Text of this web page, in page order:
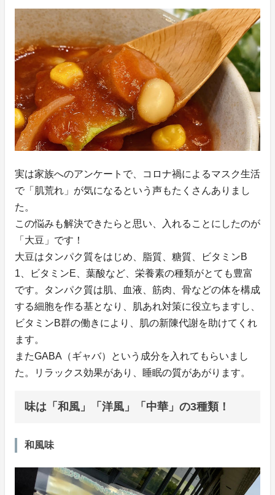
実は家族へのアンケートで、コロナ禍によるマスク生活
で「肌荒れ」が気になるという声もたくさんありまし
た。
この悩みも解決できたらと思い、入れることにしたのが
「大豆」です！
大豆はタンパク質をはじめ、脂質、糖質、ビタミンB
1、ビタミンE、葉酸など、栄養素の種類がとても豊富
です。タンパク質は肌、血液、筋肉、骨などの体を構成
する細胞を作る基となり、肌あれ対策に役立ちますし、
ビタミンB群の働きにより、肌の新陳代謝を助けてくれ
ます。
またGABA（ギャバ）という成分を入れてもらいまし
た。リラックス効果があり、睡眠の質があがります。
味は「和風」「洋風」「中華」の3種類！
和風味